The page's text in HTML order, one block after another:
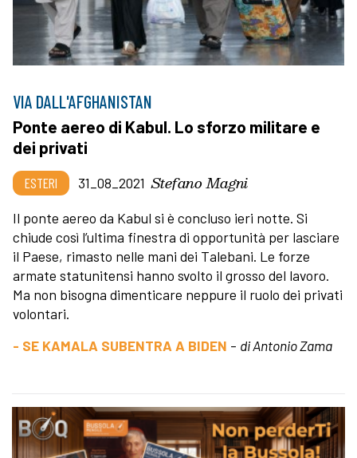
VIA DALL'AFGHANISTAN
Ponte aereo di Kabul. Lo sforzo militare e
dei privati
ESTERI 31_08_2021 Stefano Magni
Il ponte aereo da Kabul si è concluso ieri notte. Si
chiude così l’ultima finestra di opportunità per lasciare
il Paese, rimasto nelle mani dei Talebani. Le forze
armate statunitensi hanno svolto il grosso del lavoro.
Ma non bisogna dimenticare neppure il ruolo dei privati
volontari.
- SE KAMALA SUBENTRA A BIDEN - di Antonio Zama